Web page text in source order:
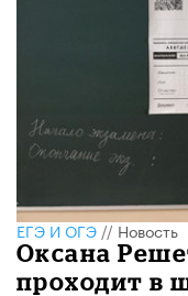
ЕГЭ И ОГЭ//Новость
Оксана
проходит в